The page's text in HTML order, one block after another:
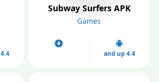
Subway Surfers APK
Games
4.4 and up
4.4 and up